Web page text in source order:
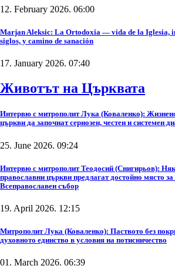
12. February 2026. 06:00
Marjan Aleksic: La Ortodoxia — vida de la Iglesia,
siglos, y camino de sanación
17. January 2026. 07:40
Животът на Църквата
Интервю с митрополит Лука (Коваленко):
църкви да започнат сериозен, честен и системен
25. June 2026. 09:24
Интервю с митрополит Теодосий (Снигирьов):
православни църкви предлагат достойно място
Всеправославен събор
19. April 2026. 12:15
Митрополит Лука (Коваленко): Паството без
духовното единство в условия на потисничество
01. March 2026. 06:39